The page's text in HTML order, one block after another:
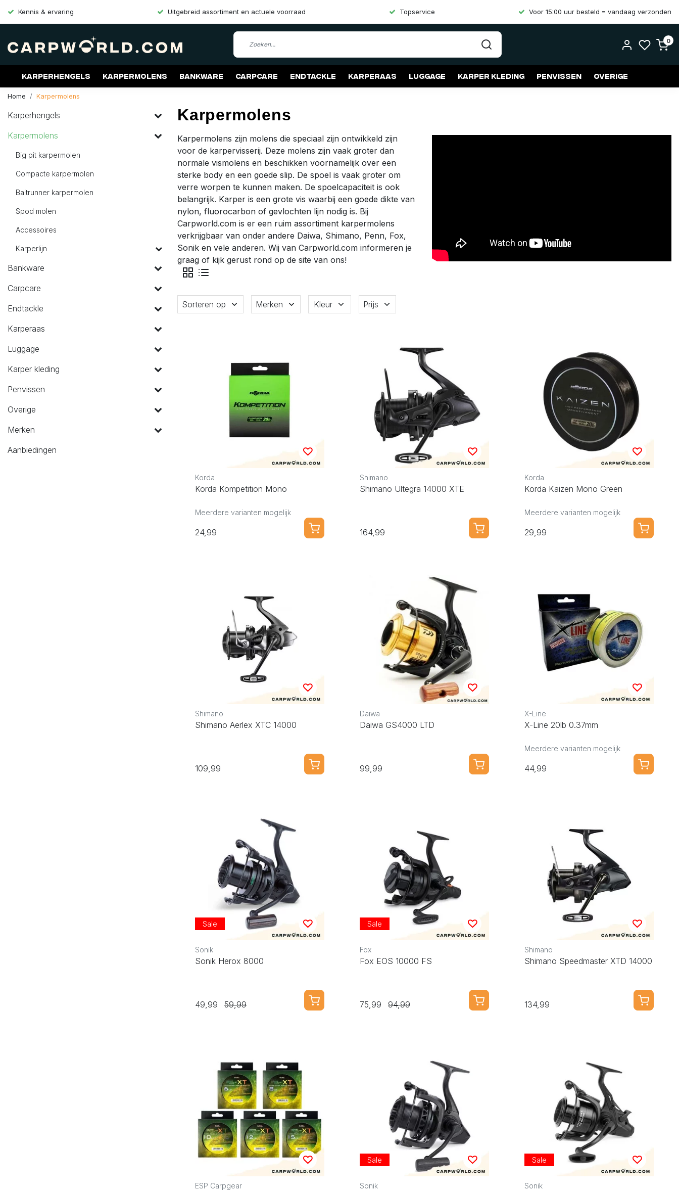
Kennis & ervaring Uitgebreid assortiment en actuele voorraad Topservice Voor 15:00 uur besteld = vandaag verzonden
0
Karperhengels Karpermolens Bankware Carpcare Endtackle Karperaas Luggage Karper kleding Penvissen Overige
Merken Aanbiedingen
Home Karpermolens
Karperhengels
Karpermolens
Big pit karpermolen
Compacte karpermolen
Baitrunner karpermolen
Spod molen
Accessoires
Karperlijn
Bankware
Carpcare
Endtackle
Karperaas
Luggage
Karper kleding
Penvissen
Overige
Merken
Aanbiedingen
Karpermolens
Karpermolens zijn molens die speciaal zijn ontwikkeld zijn
voor de karpervisserij. Deze molens zijn vaak groter dan
normale vismolens en beschikken voornamelijk over een
sterke body en een goede slip. De spoel is vaak groter om
verre worpen te kunnen maken. De spoelcapaciteit is ook
belangrijk. Karper is een grote vis waarbij een goede dikte van
nylon, fluorocarbon of gevlochten lijn nodig is. Bij
Carpworld.com is er een ruim assortiment karpermolens
verkrijgbaar van onder andere Daiwa, Shimano, Penn, Fox,
Sonik en vele anderen. Wij van Carpworld.com informeren je
graag of kijk gerust rond op de site van ons!
Sorteren op Merken Kleur Prijs
Korda
Korda Kompetition Mono
Meerdere varianten mogelijk
24,99
Shimano
Shimano Ultegra 14000 XTE
164,99
Korda
Korda Kaizen Mono Green
Meerdere varianten mogelijk
29,99
Shimano
Shimano Aerlex XTC 14000
109,99
Daiwa
Daiwa GS4000 LTD
99,99
X-Line
X-Line 20lb 0.37mm
Meerdere varianten mogelijk
44,99
Sale
Sonik
Sonik Herox 8000
49,99 59,99
Sale
Fox
Fox EOS 10000 FS
75,99 94,99
Shimano
Shimano Speedmaster XTD 14000
134,99
ESP Carpgear
Sale
Sonik
Sale
Sonik